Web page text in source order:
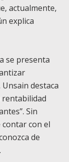
actualmente,
explica
se presenta
destaca
rentabilidad
Sin
con el
de